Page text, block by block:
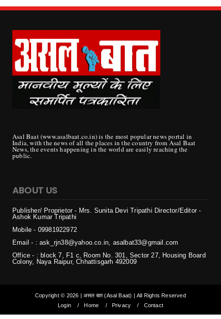
Asal Baat (www.asalbaat.co.in) is the most popular news portal in
India, with the news of all the places in the country from Asal Baat
News, the events happening in the world are easily reaching the
public.
ABOUT US
Publisher/ Proprietor - Mrs. Sunita Devi Tripathi Director/Editor -
Ashok Kumar Tripathi
Mobile - 09981922972
Email - : ask_rjn38@yahoo.co.in, asalbat33@gmail.com
Office - : block 7, F1 c, Room No. 301, Sector 27, Housing Board
Colony, Naya Raipur, Chhattisgarh 492009
Copyright © 2026 | असल बात (Asal Baat) | All Rights Reserved
Login
Home Privacy Contact